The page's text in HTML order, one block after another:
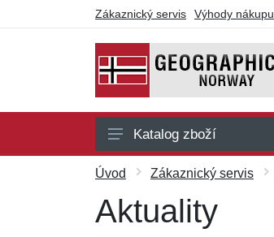
Zákaznický servis Výhody nákupu
Pánské
Dámské
Dárkové poukazy
Katalog zboží
Úvod Zákaznický servis
Aktuality